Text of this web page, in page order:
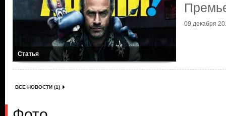
Статья
09 декабря
ВСЕ НОВОСТИ (1)